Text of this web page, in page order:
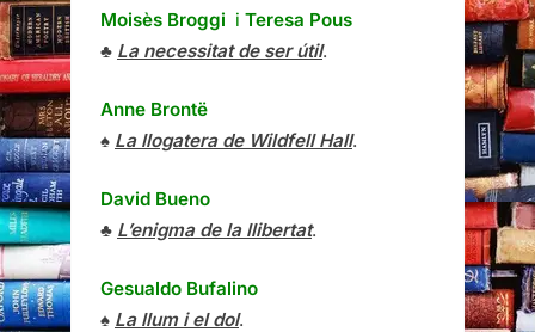
Moisès Broggi i Teresa Pous
♣ La necessitat de ser útil.
Anne Brontë
♠ La llogatera de Wildfell Hall.
David Bueno
♣ L’enigma de la llibertat.
Gesualdo Bufalino
♠ La llum i el dol.